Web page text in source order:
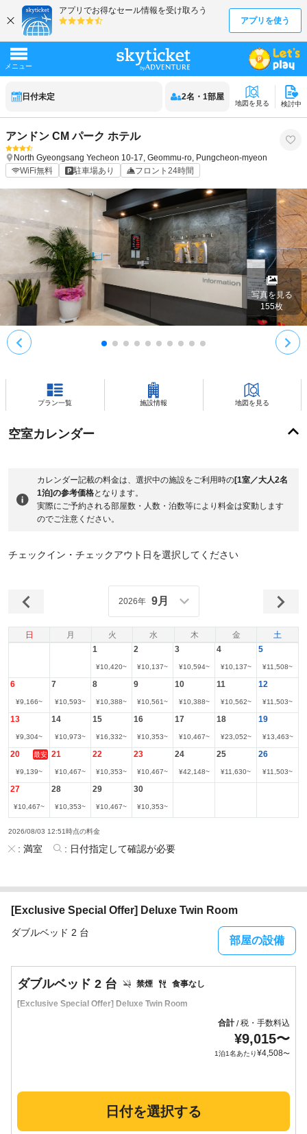
日付未定 2名 ・ 1部屋
地図を見る 検討中
アンドン CM パーク ホテル
North Gyeongsang Yecheon 10-17, Geommu-ro, Pungcheon-myeon
WiFi無料
駐車場あり フロント24時間
写真を見る
155枚
プラン一覧 施設情報 地図を見る
空室カレンダー
カレンダー記載の料金は、選択中の施設をご利用時の[1室／大人2名
1泊]の参考価格となります。
実際にご予約される部屋数・人数・泊数等により料金は変動します
のでご注意ください。
チェックイン・チェックアウト日を選択してください
日 月 火 水 木 金 土
2026年 9月
1
¥10,420~
2
¥10,137~
3
¥10,594~
4
¥10,137~
5
¥11,508~
6
¥9,166~
7
¥10,593~
8
¥10,388~
9
¥10,561~
10
¥10,388~
11
¥10,562~
12
¥11,503~
13
¥9,304~
14
¥10,973~
15
¥16,332~
16
¥10,353~
17
¥10,467~
18
¥23,052~
19
¥13,463~
20 最安
¥9,139~
21
¥10,467~
22
¥10,353~
23
¥10,467~
24
¥42,148~
25
¥11,630~
26
¥11,503~
27
¥10,467~
28
¥10,353~
29
¥10,467~
30
¥10,353~
2026/08/03 12:51時点の料金
: 満室 : 日付指定して確認が必要
[Exclusive Special Offer] Deluxe Twin Room
ダブルベッド 2 台
部屋の設備
[Exclusive Special Offer] Deluxe Twin Room
禁煙 食事なし
ダブルベッド 2 台
合計/税・手数料込
¥9,015〜
1泊1名あたり¥4,508〜
日付を選択する